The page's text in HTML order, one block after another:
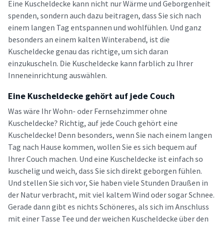
Eine Kuscheldecke kann nicht nur Wärme und Geborgenheit
spenden, sondern auch dazu beitragen, dass Sie sich nach
einem langen Tag entspannen und wohlfühlen. Und ganz
besonders an einem kalten Winterabend, ist die
Kuscheldecke genau das richtige, um sich daran
einzukuscheln. Die Kuscheldecke kann farblich zu Ihrer
Inneneinrichtung auswählen.
Eine Kuscheldecke gehört auf jede Couch
Was wäre Ihr Wohn- oder Fernsehzimmer ohne
Kuscheldecke? Richtig, auf jede Couch gehört eine
Kuscheldecke! Denn besonders, wenn Sie nach einem langen
Tag nach Hause kommen, wollen Sie es sich bequem auf
Ihrer Couch machen. Und eine Kuscheldecke ist einfach so
kuschelig und weich, dass Sie sich direkt geborgen fühlen.
Und stellen Sie sich vor, Sie haben viele Stunden Draußen in
der Natur verbracht, mit viel kaltem Wind oder sogar Schnee.
Gerade dann gibt es nichts Schöneres, als sich im Anschluss
mit einer Tasse Tee und der weichen Kuscheldecke über den